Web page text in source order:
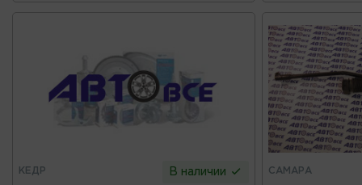
КЕДР В наличии САМАРА